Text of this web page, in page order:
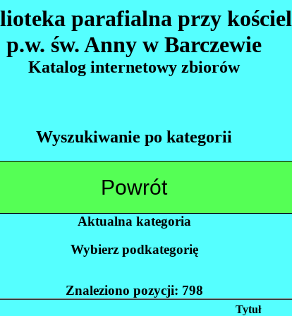
parafialna przy
p.w. św. Anny w Barczewie
Katalog internetowy zbiorów
Wyszukiwanie po kategorii
Powrót
Aktualna kategoria
Wybierz podkategorię
Znaleziono pozycji: 798
Tytuł